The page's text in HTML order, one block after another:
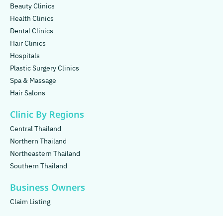
Beauty Clinics
Health Clinics
Dental Clinics
Hair Clinics
Hospitals
Plastic Surgery Clinics
Spa & Massage
Hair Salons
Clinic By Regions
Central Thailand
Northern Thailand
Northeastern Thailand
Southern Thailand
Business Owners
Claim Listing